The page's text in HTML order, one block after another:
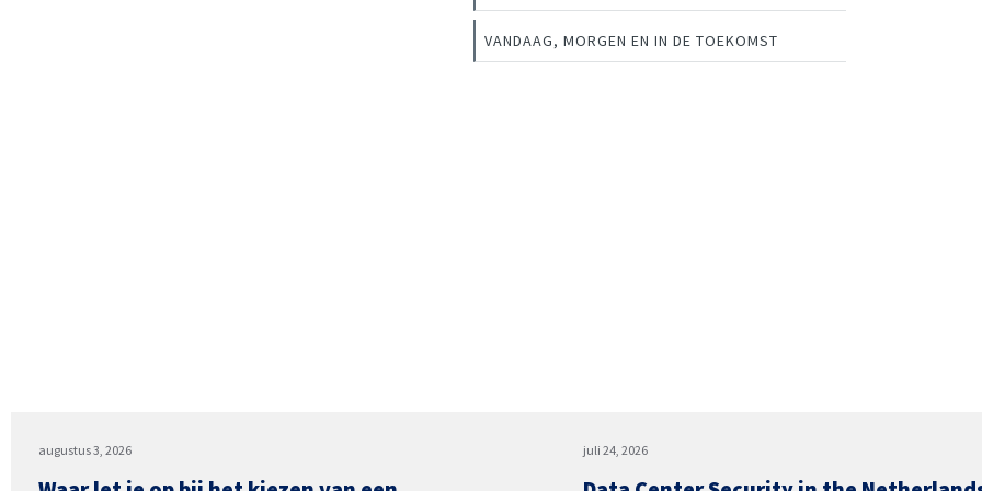
VANDAAG, MORGEN EN IN DE TOEKOMST
augustus 3, 2026 juli 24, 2026